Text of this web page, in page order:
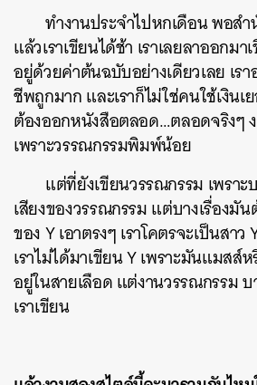
ทำงานประจำไปหกเดือน พอ
แล้วเราเขียนได้ช้า เราเลยลาออกม
อยู่ด้วยค่าต้นฉบับอย่างเดียวเลย เรา
ชีพถูกมาก และเราก็ไม่ใช่คนใช้เงิน
ต้องออกหนังสือตลอด…ตลอดจริงๆ ง
เพราะวรรณกรรมพิมพ์น้อย
แต่ที่ยังเขียนวรรณกรรม เพราะ
เสียงของวรรณกรรม แต่บางเรื่องมัน
ของ Y เอาตรงๆ เราโคตรจะเป็นสาว
เราไม่ได้มาเขียน Y เพราะมันแมส
อยู่ในสายเลือด แต่งานวรรณกรรม บ
เราเขียน